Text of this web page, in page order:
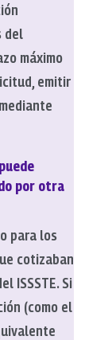
del
máximo
emitir
por otra
para los
cotizaban
ISSSTE. Si
(como el